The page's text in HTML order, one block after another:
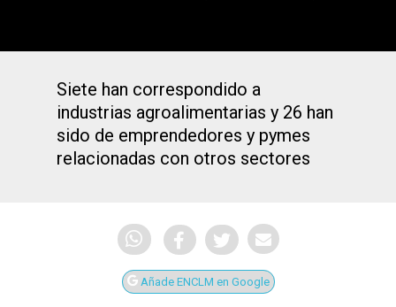
Siete han correspondido a
industrias agroalimentarias y 26 han
sido de emprendedores y pymes
relacionadas con otros sectores
Añade ENCLM en Google